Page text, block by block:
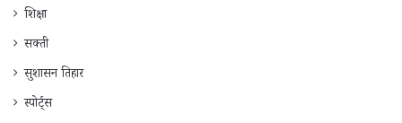
शिक्षा
सक्ती
सुशासन तिहार
स्पोर्ट्स